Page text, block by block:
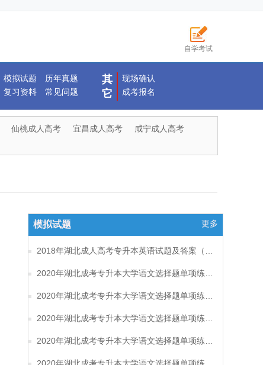
自学考试
模拟试题
历年真题
复习资料
常见问题
其
它
现场确认
成考报名
仙桃成人高考 宜昌成人高考
咸宁成人高考
模拟试题 更多